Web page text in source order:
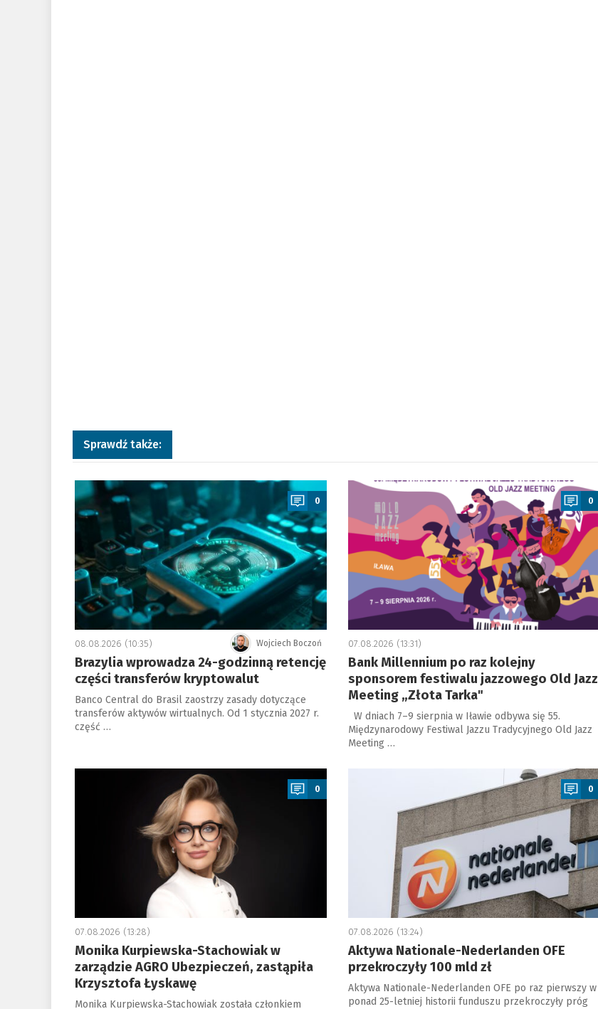
Sprawdź także:
a
0
Wojciech Boczoń
08.08.2026 (10:35)
Brazylia wprowadza 24-godzinną retencję
części transferów kryptowalut
Banco Central do Brasil zaostrzy zasady dotyczące
transferów aktywów wirtualnych. Od 1 stycznia 2027 r.
część …
a
0
07.08.2026 (13:31)
Bank Millennium po raz kolejny
sponsorem festiwalu jazzowego Old Jazz
Meeting „Złota Tarka"
W dniach 7–9 sierpnia w Iławie odbywa się 55.
Międzynarodowy Festiwal Jazzu Tradycyjnego Old Jazz
Meeting …
a
0
07.08.2026 (13:28)
Monika Kurpiewska-Stachowiak w
zarządzie AGRO Ubezpieczeń, zastąpiła
Krzysztofa Łyskawę
Monika Kurpiewska-Stachowiak została członkiem
0
07.08.2026 (13:24)
Aktywa Nationale-Nederlanden OFE
przekroczyły 100 mld zł
Aktywa Nationale-Nederlanden OFE po raz pierwszy w
ponad 25-letniej historii funduszu przekroczyły próg